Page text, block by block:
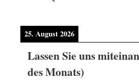
25. August 2026
Lassen Sie uns
des Monats)